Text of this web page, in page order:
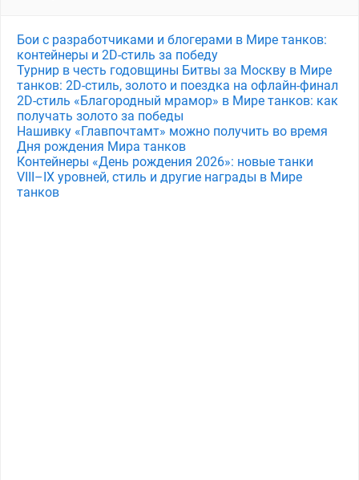
Бои с разработчиками и блогерами в Мире танков:
контейнеры и 2D-стиль за победу
Турнир в честь годовщины Битвы за Москву в Мире
танков: 2D-стиль, золото и поездка на офлайн-финал
2D-стиль «Благородный мрамор» в Мире танков: как
получать золото за победы
Нашивку «Главпочтамт» можно получить во время
Дня рождения Мира танков
Контейнеры «День рождения 2026»: новые танки
VIII–IX уровней, стиль и другие награды в Мире
танков